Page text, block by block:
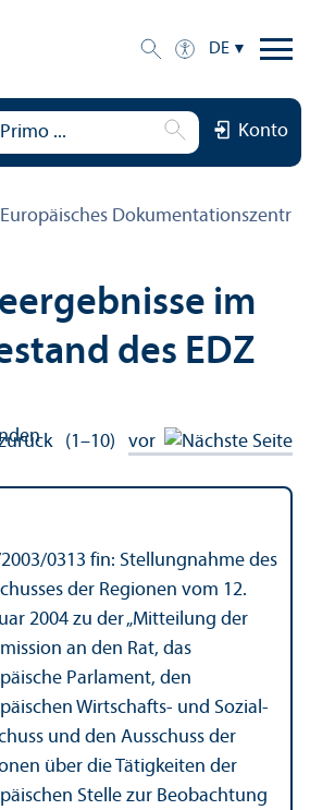
DE
Konto
Europäisches
im
des EDZ
(1–10) vor
2003/0313 fin: Stellungnahme des
der Regionen vom 12.
2004 zu der „Mitteilung der
an den Rat, das
Parlament, den
Wirtschafts- und Sozial­
und den Ausschuss der
über die Tätigkeiten der
Stelle zur Beobachtung